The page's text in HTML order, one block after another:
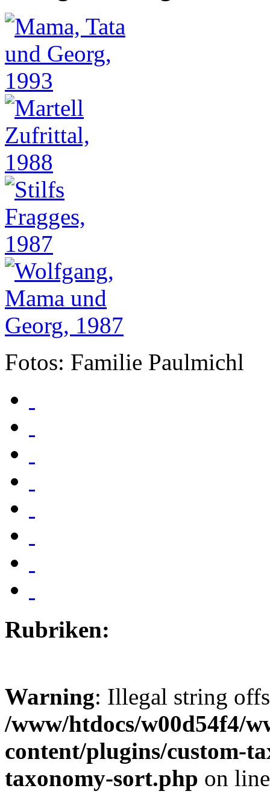
Fotos: Familie Paulmichl
Rubriken:
Warning: Illegal string
/www/htdocs/w00d54f4/
content/plugins/custom-
taxonomy-sort.php on